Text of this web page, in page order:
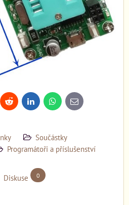
Reddit LinkedInWhatsApp
E-
mail
Součástky
Programátoři a příslušenství
Diskuse 0